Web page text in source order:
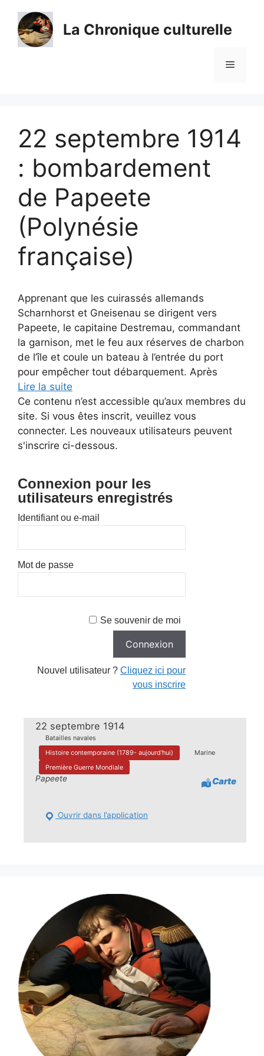
contenu
La Chronique culturelle
Menu
22 septembre 1914
: bombardement
de Papeete
(Polynésie
française)
Apprenant que les cuirassés allemands
Scharnhorst et Gneisenau se dirigent vers
Papeete, le capitaine Destremau, commandant
la garnison, met le feu aux réserves de charbon
de l’île et coule un bateau à l’entrée du port
pour empêcher tout débarquement. Après
Lire la suite
Ce contenu n’est accessible qu’aux membres du
site. Si vous êtes inscrit, veuillez vous
connecter. Les nouveaux utilisateurs peuvent
s'inscrire ci-dessous.
Connexion pour les
utilisateurs enregistrés
Identifiant ou e-mail
Mot de passe
Se souvenir de moi
Nouvel utilisateur ?Cliquez ici pour
vous inscrire
22 septembre 1914
Batailles navales
Histoire contemporaine (1789- aujourd'hui)
Marine
Première Guerre Mondiale
Papeete Carte
Ouvrir dans l’application